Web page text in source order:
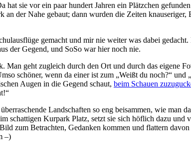
sie vor ein paar hundert Jahren ein Plätzchen
der Nahe gebaut; dann wurden die Zeiten
gemacht und mir nie weiter was dabei
der Gegend, und SoSo war hier noch nie.
Man geht zugleich durch den Ort und durch das eigene
schöner, wenn da einer ist zum „Weißt du noch?“ und
Augen in die Gegend schaut, beim Schauen
Landschaften so eng beisammen, wie man
schattigen Kurpark Platz, setzt sie sich höflich dazu
zum Betrachten, Gedanken kommen und flattern
–)